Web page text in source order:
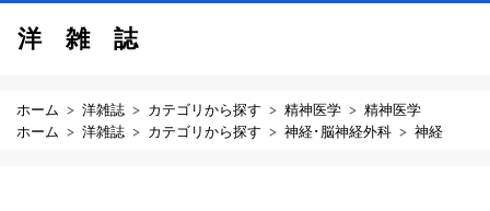
洋雑誌
ホーム 洋雑誌 カテゴリから探す 精神医学
精神医学
ホーム
洋雑誌 カテゴリから探す 神経･脳神経外科 神経